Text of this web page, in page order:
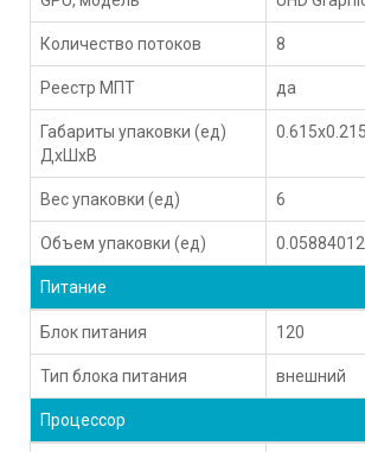
Количество потоков 8
Реестр МПТ да
Габариты упаковки (ед)
ДхШхВ
Вес упаковки (ед) 6
Объем упаковки (ед)
Питание
Блок питания 120
Тип блока питания внешний
Процессор